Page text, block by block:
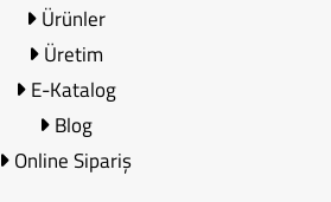
Ürünler
Üretim
E-Katalog
Blog
Online Sipariş